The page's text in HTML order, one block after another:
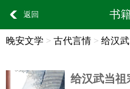
返回 书
晚安文学 > 古代言情 > 给汉
给汉武当祖